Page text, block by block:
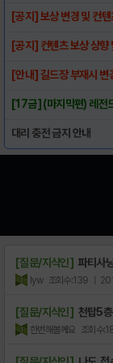
[공지] 보상 변경 및 컨
[공지] 컨텐츠 보상 상향
[안내] 길드장 부재시 변
[17금] (마지막편) 레전
대리 충전 금지 안내
[질문/지식인] 파티사
lyw 조회수:139 |
[질문/지식인] 천탑5
한번해볼께요 조회수